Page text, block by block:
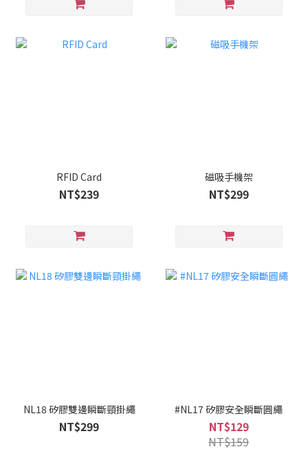
RFID Card
NT$239
磁吸手機架
NT$299
NL18 矽膠雙邊瞬斷頸掛繩
NT$299
#NL17 矽膠安全瞬斷圓繩
NT$129
NT$159